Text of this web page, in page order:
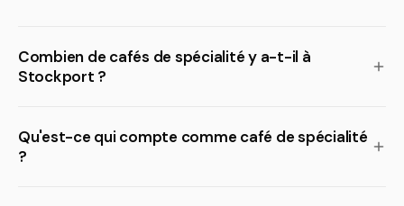
Combien de cafés de spécialité y a-t-il à
Stockport ?
Qu'est-ce qui compte comme café de spécialité
?